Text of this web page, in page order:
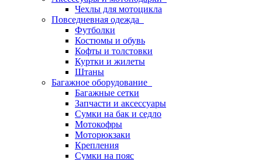
Чехлы для мотоцикла
Повседневная одежда
Футболки
Костюмы и обувь
Кофты и толстовки
Куртки и жилеты
Штаны
Багажное оборудование
Багажные сетки
Запчасти и аксессуары
Сумки на бак и седло
Мотокофры
Моторюкзаки
Крепления
Сумки на пояс